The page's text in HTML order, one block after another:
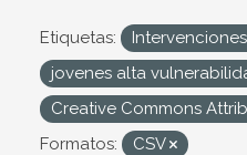
Etiquetas:
jovenes alta
Creative Commons
Formatos:
CSV